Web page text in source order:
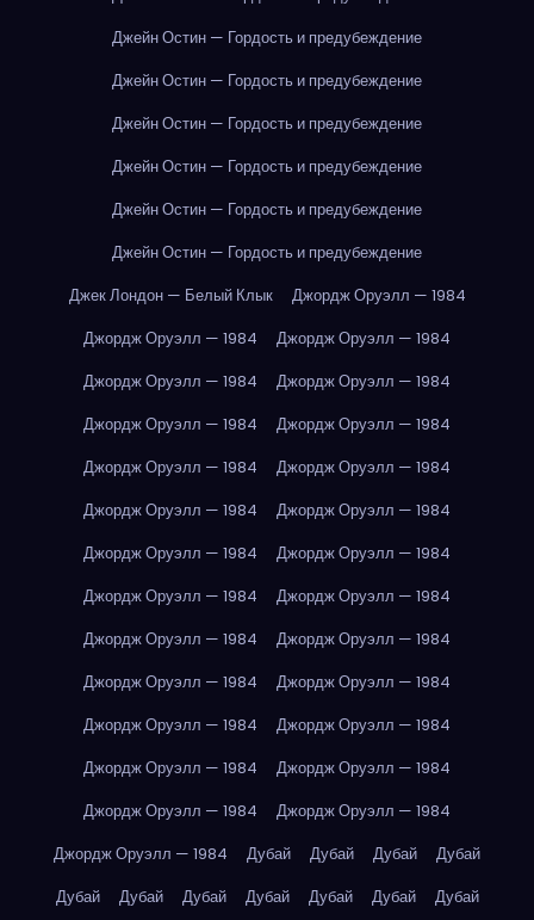
Джейн Остин — Гордость и предубеждение
Джейн Остин — Гордость и предубеждение
Джейн Остин — Гордость и предубеждение
Джейн Остин — Гордость и предубеждение
Джейн Остин — Гордость и предубеждение
Джейн Остин — Гордость и предубеждение
Джек Лондон — Белый Клык
Джордж Оруэлл — 1984
Джордж Оруэлл — 1984
Джордж Оруэлл — 1984
Джордж Оруэлл — 1984
Джордж Оруэлл — 1984
Джордж Оруэлл — 1984
Джордж Оруэлл — 1984
Джордж Оруэлл — 1984
Джордж Оруэлл — 1984
Джордж Оруэлл — 1984
Джордж Оруэлл — 1984
Джордж Оруэлл — 1984
Джордж Оруэлл — 1984
Джордж Оруэлл — 1984
Джордж Оруэлл — 1984
Джордж Оруэлл — 1984
Джордж Оруэлл — 1984
Джордж Оруэлл — 1984
Джордж Оруэлл — 1984
Джордж Оруэлл — 1984
Джордж Оруэлл — 1984
Джордж Оруэлл — 1984
Джордж Оруэлл — 1984
Джордж Оруэлл — 1984
Джордж Оруэлл — 1984
Джордж Оруэлл — 1984
Дубай Дубай Дубай
Дубай
Дубай
Дубай Дубай Дубай Дубай Дубай
Дубай